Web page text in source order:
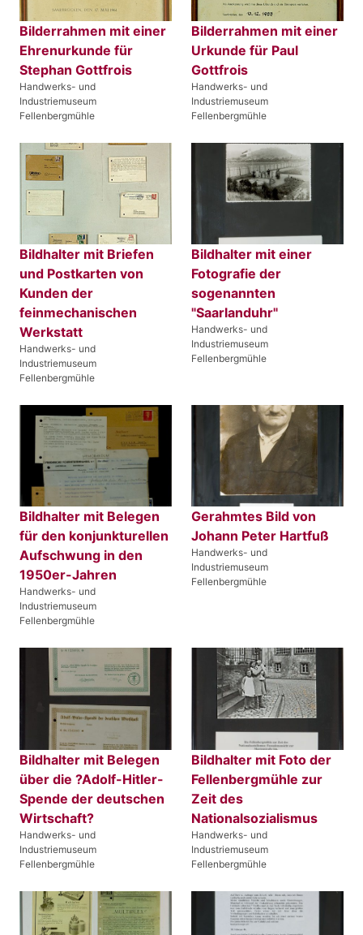
Bilderrahmen mit einer
Ehrenurkunde für
Stephan Gottfrois
Handwerks- und
Industriemuseum
Fellenbergmühle
Bilderrahmen mit einer
Urkunde für Paul
Gottfrois
Handwerks- und
Industriemuseum
Fellenbergmühle
Bildhalter mit Briefen
und Postkarten von
Kunden der
feinmechanischen
Werkstatt
Handwerks- und
Industriemuseum
Fellenbergmühle
Bildhalter mit einer
Fotografie der
sogenannten
"Saarlanduhr"
Handwerks- und
Industriemuseum
Fellenbergmühle
Bildhalter mit Belegen
für den konjunkturellen
Aufschwung in den
1950er-Jahren
Handwerks- und
Industriemuseum
Fellenbergmühle
Gerahmtes Bild von
Johann Peter Hartfuß
Handwerks- und
Industriemuseum
Fellenbergmühle
Bildhalter mit Belegen
über die ?Adolf-Hitler-
Spende der deutschen
Wirtschaft?
Handwerks- und
Industriemuseum
Fellenbergmühle
Bildhalter mit Foto der
Fellenbergmühle zur
Zeit des
Nationalsozialismus
Handwerks- und
Industriemuseum
Fellenbergmühle